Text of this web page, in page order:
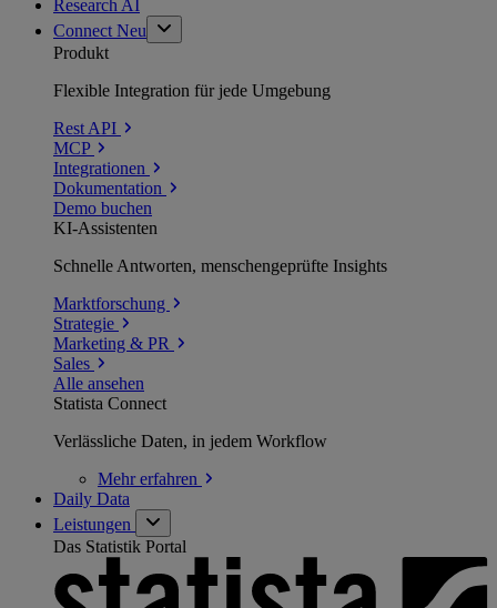
Research AI
Connect Neu
Produkt
Flexible Integration für jede Umgebung
Rest API
MCP
Integrationen
Dokumentation
Demo buchen
KI-Assistenten
Schnelle Antworten, menschengeprüfte Insights
Marktforschung
Strategie
Marketing & PR
Sales
Alle ansehen
Statista Connect
Verlässliche Daten, in jedem Workflow
Mehrerfahren
Daily Data
Leistungen
Das Statistik Portal